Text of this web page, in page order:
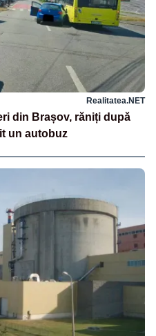
Realitatea.NET
din Brașov, răniți după
un autobuz